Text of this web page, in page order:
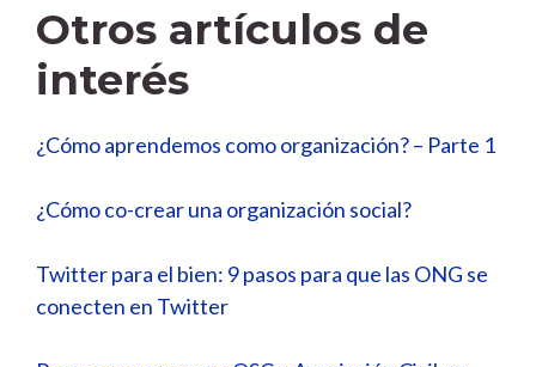
Otros artículos de
interés
¿Cómo aprendemos como organización? – Parte 1
¿Cómo co-crear una organización social?
Twitter para el bien: 9 pasos para que las ONG se
conecten en Twitter